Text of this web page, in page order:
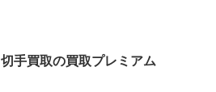
切手買取の買取プレミアム